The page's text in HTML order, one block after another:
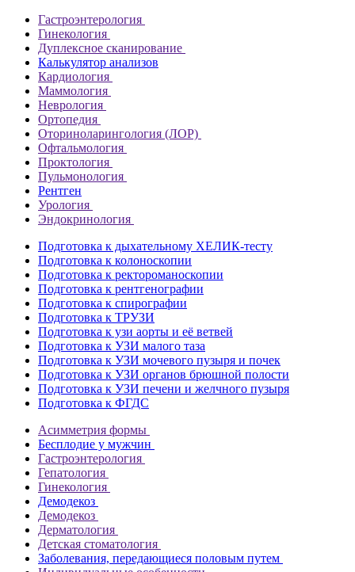
Гастроэнтерология
Гинекология
Дуплексное сканирование
Калькулятор анализов
Кардиология
Маммология
Неврология
Ортопедия
Оториноларингология (ЛОР)
Офтальмология
Проктология
Пульмонология
Рентген
Урология
Эндокринология
Подготовка к дыхательному ХЕЛИК-тесту
Подготовка к колоноскопии
Подготовка к ректороманоскопии
Подготовка к рентгенографии
Подготовка к спирографии
Подготовка к ТРУЗИ
Подготовка к узи аорты и её ветвей
Подготовка к УЗИ малого таза
Подготовка к УЗИ мочевого пузыря и почек
Подготовка к УЗИ органов брюшной полости
Подготовка к УЗИ печени и желчного пузыря
Подготовка к ФГДС
Асимметрия формы
Бесплодие у мужчин
Гастроэнтерология
Гепатология
Гинекология
Демодекоз
Демодекоз
Дерматология
Детская стоматология
Заболевания, передающиеся половым путем